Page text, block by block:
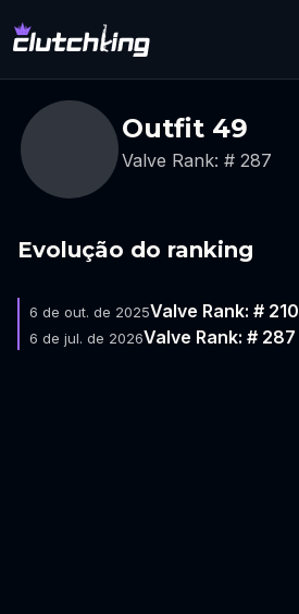
Outfit 49
Valve Rank: # 287
Evolução do ranking
6 de out. de 2025Valve Rank: # 210
6 de jul. de 2026Valve Rank: # 287